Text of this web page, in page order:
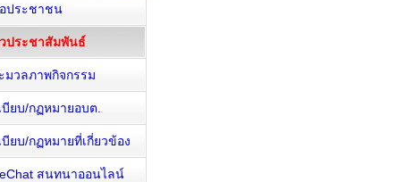
ประชาชน
ประชาสัมพันธ์
มวลภาพกิจกรรม
บียบ/กฏหมายอบต.
บียบ/กฏหมายที่เกี่ยวข้อง
สนทนาออนไลน์